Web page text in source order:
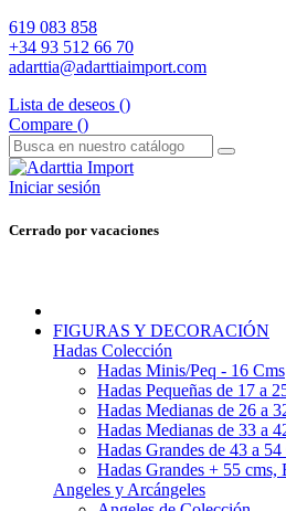
619 083 858
+34 93 512 66 70
adarttia@adarttiaimport.com
Lista de deseos ()
Compare ()
Iniciar sesión
Cerrado por vacaciones
FIGURAS Y DECORACIÓN
Hadas Colección
Hadas Minis/Peq - 16 Cms
Hadas Pequeñas de 17 a
Hadas Medianas de 26 a
Hadas Medianas de 33 a
Hadas Grandes de 43 a 54
Hadas Grandes + 55 cms,
Angeles y Arcángeles